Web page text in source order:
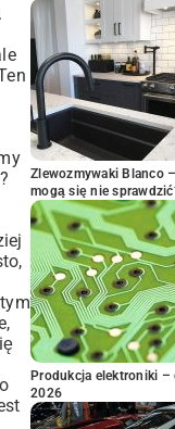
Zlewozmywaki Blanco
mogą się nie
Produkcja elektroniki –
2026